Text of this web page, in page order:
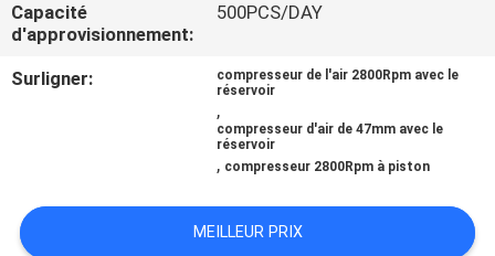
CONTACTEZ-
NOUS
LES
AFFAIRES
Capacité
d'approvisionnement:
500PCS/DAY
Surligner:
compresseur de l'air 2800Rpm avec le
réservoir
,
compresseur d'air de 47mm avec le
réservoir
, compresseur 2800Rpm à piston
MEILLEUR PRIX